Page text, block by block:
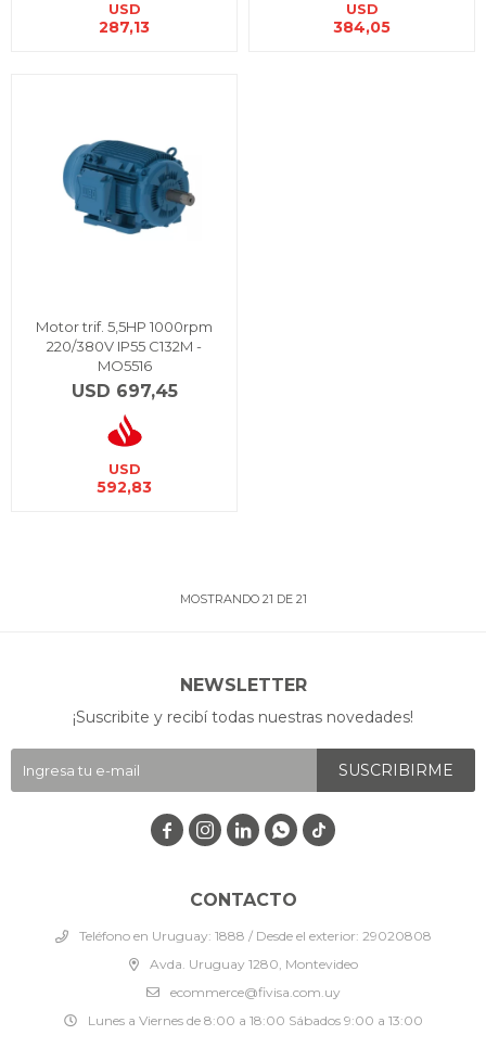
USD
287,13
USD
384,05
Motor trif. 5,5HP 1000rpm
220/380V IP55 C132M -
MO5516
USD 697,45
USD
592,83
MOSTRANDO 21 DE 21
CONTACTO
Teléfono en Uruguay: 1888 / Desde el exterior: 29020808
Avda. Uruguay 1280, Montevideo
ecommerce@fivisa.com.uy
Lunes a Viernes de 8:00 a 18:00 Sábados 9:00 a 13:00
NEWSLETTER
¡Suscribite y recibí todas nuestras novedades!
SUSCRIBIRME
   